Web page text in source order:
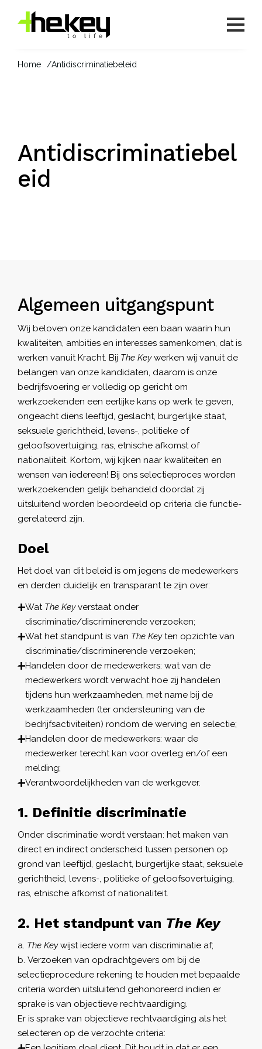
Home Antidiscriminatiebeleid
Antidiscriminatiebel
eid
Algemeen uitgangspunt
Wij beloven onze kandidaten een baan waarin hun
kwaliteiten, ambities en interesses samenkomen, dat is
werken vanuit Kracht. Bij The Keywerken wij vanuit de
belangen van onze kandidaten, daarom is onze
bedrijfsvoering er volledig op gericht om
werkzoekenden een eerlijke kans op werk te geven,
ongeacht diens leeftijd, geslacht, burgerlijke staat,
seksuele gerichtheid, levens-, politieke of
geloofsovertuiging, ras, etnische afkomst of
nationaliteit. Kortom, wij kijken naar kwaliteiten en
wensen van iedereen! Bij ons selectieproces worden
werkzoekenden gelijk behandeld doordat zij
uitsluitend worden beoordeeld op criteria die functie-
gerelateerd zijn.
Doel
Het doel van dit beleid is om jegens de medewerkers
en derden duidelijk en transparant te zijn over:
Wat The Keyverstaat onder
discriminatie/discriminerende verzoeken;
Wat het standpunt is van The Keyten opzichte van
discriminatie/discriminerende verzoeken;
Handelen door de medewerkers: wat van de
medewerkers wordt verwacht hoe zij handelen
tijdens hun werkzaamheden, met name bij de
werkzaamheden (ter ondersteuning van de
bedrijfsactiviteiten) rondom de werving en selectie;
Handelen door de medewerkers: waar de
medewerker terecht kan voor overleg en/of een
melding;
Verantwoordelijkheden van de werkgever.
1. Definitie discriminatie
Onder discriminatie wordt verstaan: het maken van
direct en indirect onderscheid tussen personen op
grond van leeftijd, geslacht, burgerlijke staat, seksuele
gerichtheid, levens-, politieke of geloofsovertuiging,
ras, etnische afkomst of nationaliteit.
2. Het standpunt van The Key
The Keywijst iedere vorm van discriminatie af;
Verzoeken van opdrachtgevers om bij de
selectieprocedure rekening te houden met bepaalde
criteria worden uitsluitend gehonoreerd indien er
sprake is van objectieve rechtvaardiging.
Er is sprake van objectieve rechtvaardiging als het
selecteren op de verzochte criteria: